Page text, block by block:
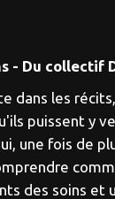
- Du collectif
dans les
puissent y
une fois de
des soins et